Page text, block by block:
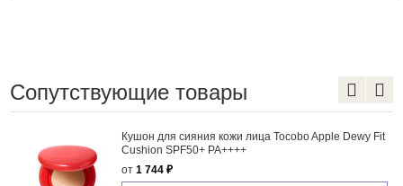
Сопутствующие товары
Кушон для сияния кожи лица Tocobo Apple Dewy Fit
Cushion SPF50+ PA++++
от1 744 ₽